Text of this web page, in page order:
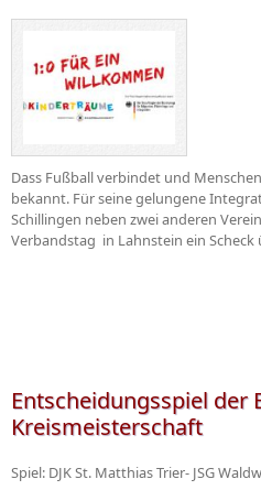
Dass Fußball verbindet und
bekannt. Für seine gelungene
Schillingen neben zwei anderen
Verbandstag in Lahnstein ein Scheck
Entscheidungsspiel der
Kreismeisterschaft
Spiel: DJK St. Matthias Trier- JSG